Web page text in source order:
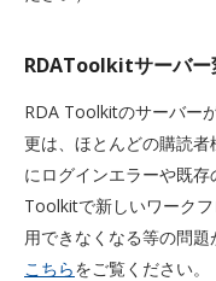
RDAToolkitサーバー
RDA Toolkitのサーバー
更は、ほとんどの購読
にログインエラーや既
Toolkitで新しいワーク
用できなくなる等の問
こちらをご覧ください。